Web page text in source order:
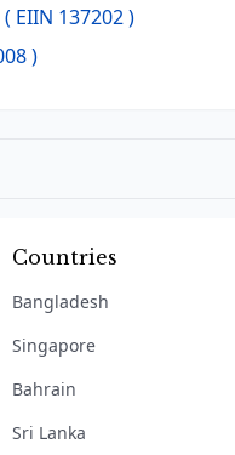
( EIIN 137202 )
)
Countries
Bangladesh
Singapore
Bahrain
Sri Lanka